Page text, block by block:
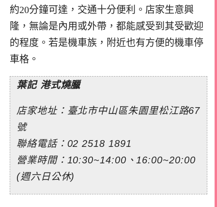
約20分鐘可達，交通十分便利。店家生意興
隆，無論是內用或外帶，都能感受到其受歡迎
的程度。若是機車族，附近也有方便的機車停
車格。
葉記 港式燒臘
店家地址：臺北市中山區朱園里松江路67
號
聯絡電話：02 2518 1891
營業時間：10:30~14:00、16:00~20:00
(週六日公休)